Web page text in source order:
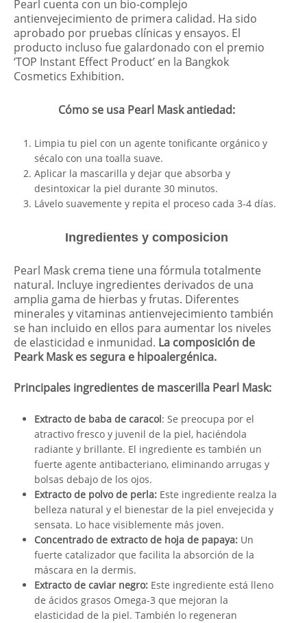
Pearl cuenta con un bio-complejo
antienvejecimiento de primera calidad. Ha sido
aprobado por pruebas clínicas y ensayos. El
producto incluso fue galardonado con el premio
‘TOP Instant Effect Product’ en la Bangkok
Cosmetics Exhibition.
Cómo se usa Pearl Mask antiedad:
Limpia tu piel con un agente tonificante orgánico y
sécalo con una toalla suave.
Aplicar la mascarilla y dejar que absorba y
desintoxicar la piel durante 30 minutos.
Lávelo suavemente y repita el proceso cada 3-4 días.
Ingredientes y composicion
Pearl Mask crema tiene una fórmula totalmente
natural. Incluye ingredientes derivados de una
amplia gama de hierbas y frutas. Diferentes
minerales y vitaminas antienvejecimiento también
se han incluido en ellos para aumentar los niveles
de elasticidad e inmunidad. La composición de
Peark Mask es segura e hipoalergénica.
Principales ingredientes de mascerilla Pearl Mask:
Extracto de baba de caracol: Se preocupa por el
atractivo fresco y juvenil de la piel, haciéndola
radiante y brillante. El ingrediente es también un
fuerte agente antibacteriano, eliminando arrugas y
bolsas debajo de los ojos.
Extracto de polvo de perla: Este ingrediente realza la
belleza natural y el bienestar de la piel envejecida y
sensata. Lo hace visiblemente más joven.
Concentrado de extracto de hoja de papaya: Un
fuerte catalizador que facilita la absorción de la
máscara en la dermis.
Extracto de caviar negro: Este ingrediente está lleno
de ácidos grasos Omega-3 que mejoran la
elasticidad de la piel. También lo regeneran